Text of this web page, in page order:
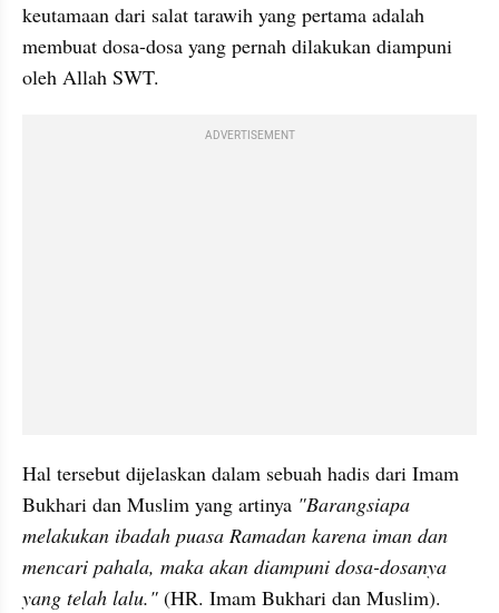
keutamaan dari salat tarawih yang pertama adalah
membuat dosa-dosa yang pernah dilakukan diampuni
oleh Allah SWT.
ADVERTISEMENT
Hal tersebut dijelaskan dalam sebuah hadis dari Imam
Bukhari dan Muslim yang artinya "Barangsiapa
melakukan ibadah puasa Ramadan karena iman dan
mencari pahala, maka akan diampuni dosa-dosanya
yang telah lalu." (HR. Imam Bukhari dan Muslim).